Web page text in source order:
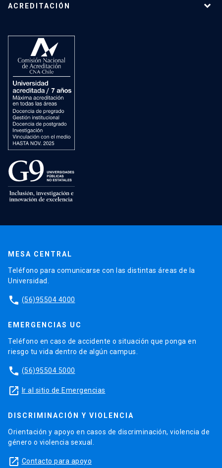
ACREDITACIÓN
MESA CENTRAL
Teléfono para comunicarse con las distintas áreas de la
Universidad.
phone (56)95504 4000
EMERGENCIAS UC
Teléfono en caso de accidente o situación que ponga en
riesgo tu vida dentro de algún campus.
phone (56)95504 5000
launch Ir al sitio de Emergencias
DISCRIMINACIÓN Y VIOLENCIA
Orientación y apoyo en casos de discriminación, violencia de
género o violencia sexual.
launch Contacto para apoyo